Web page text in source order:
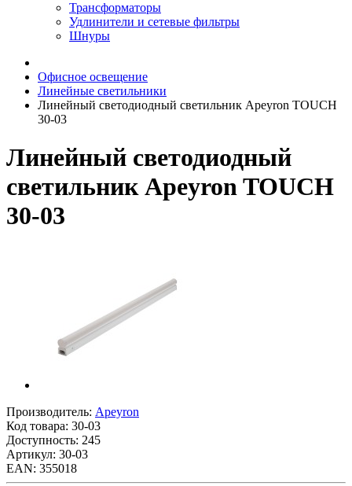
Трансформаторы
Удлинители и сетевые фильтры
Шнуры
Офисное освещение
Линейные светильники
Линейный светодиодный светильник Apeyron TOUCH
30-03
Линейный светодиодный
светильник Apeyron TOUCH
30-03
Производитель: Apeyron
Код товара: 30-03
Доступность: 245
Артикул: 30-03
EAN: 355018